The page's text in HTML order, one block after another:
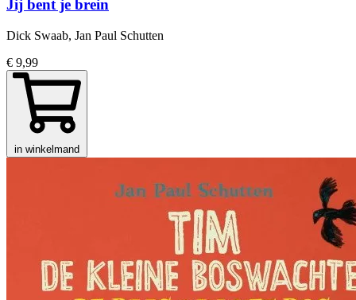
Jij bent je brein
Dick Swaab, Jan Paul Schutten
€ 9,99
in winkelmand